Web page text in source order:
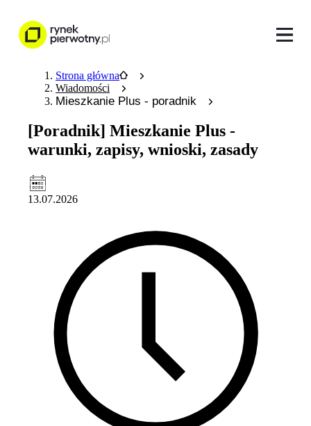
Strona główna
Wiadomości
Mieszkanie Plus - poradnik
[Poradnik] Mieszkanie Plus -
warunki, zapisy, wnioski, zasady
13.07.2026